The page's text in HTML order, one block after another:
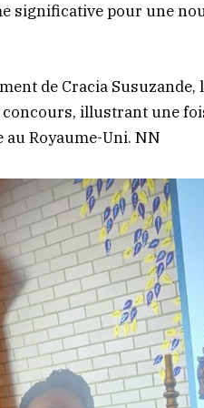
significative pour une
de Cracia
illustrant une
Royaume-Uni. NN